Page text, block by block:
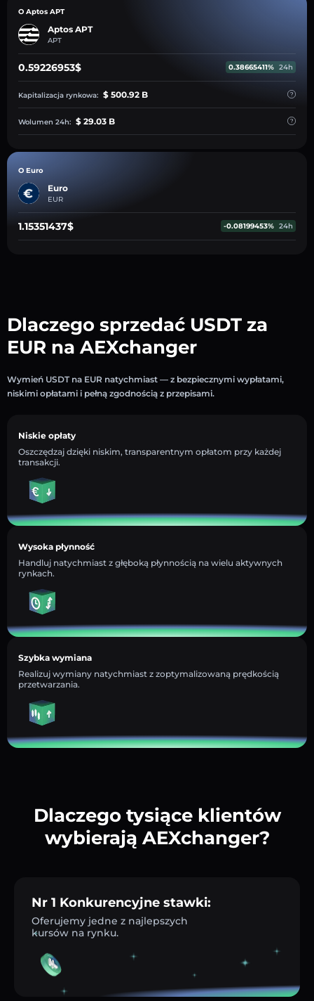
O Aptos APT
Aptos APT
APT
0.59226953$ 0.38665411% 24h
Kapitalizacja rynkowa: $ 500.92 B
Wolumen 24h: $ 29.03 B
O Euro
Euro
EUR
1.15351437$ -0.08199453% 24h
Dlaczego sprzedać USDT za
EUR na AEXchanger
Wymień USDT na EUR natychmiast — z bezpiecznymi wypłatami,
niskimi opłatami i pełną zgodnością z przepisami.
Niskie opłaty
Oszczędzaj dzięki niskim, transparentnym opłatom przy każdej
transakcji.
Wysoka płynność
Handluj natychmiast z głęboką płynnością na wielu aktywnych
rynkach.
Szybka wymiana
Realizuj wymiany natychmiast z zoptymalizowaną prędkością
przetwarzania.
Dlaczego tysiące klientów
wybierają AEXchanger?
Nr 1 Konkurencyjne stawki:
Oferujemy jedne z najlepszych
kursów na rynku.